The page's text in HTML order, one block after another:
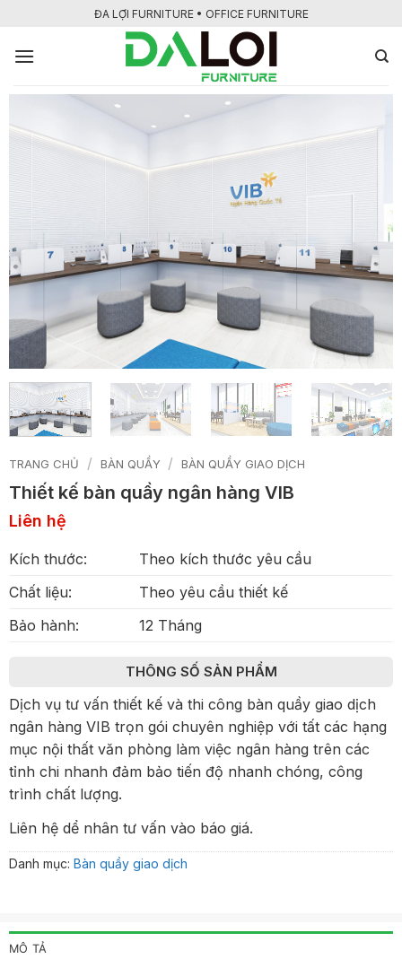
nội
ĐA LỢI FURNITURE • OFFICE FURNITURE
TRANG CHỦ / BÀN QUẦY / BÀN QUẦY GIAO DỊCH
Thiết kế bàn quầy ngân hàng VIB
Liên hệ
Kích thước:
Theo kích thước yêu cầu
Chất liệu:
Theo yêu cầu thiết kế
Bảo hành:
12 Tháng
THÔNG SỐ SẢN PHẨM
Dịch vụ tư vấn thiết kế và thi công bàn quầy giao dịch
ngân hàng VIB trọn gói chuyên nghiệp với tất các hạng
mục nội thất văn phòng làm việc ngân hàng trên các
tỉnh chi nhanh đảm bảo tiến độ nhanh chóng, công
trình chất lượng.
Liên hệ dể nhân tư vấn vào báo giá.
Danh mục: Bàn quầy giao dịch
MÔ TẢ